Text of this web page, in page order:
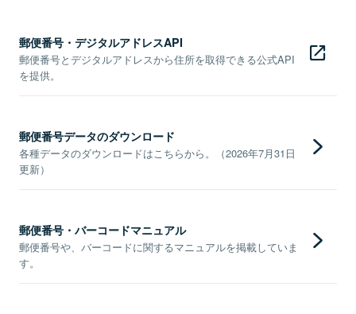
郵便番号・デジタルアドレスAPI
郵便番号とデジタルアドレスから住所を取得できる公式API
を提供。
郵便番号データのダウンロード
各種データのダウンロードはこちらから。（2026年7月31日
更新）
郵便番号・バーコードマニュアル
郵便番号や、バーコードに関するマニュアルを掲載していま
す。